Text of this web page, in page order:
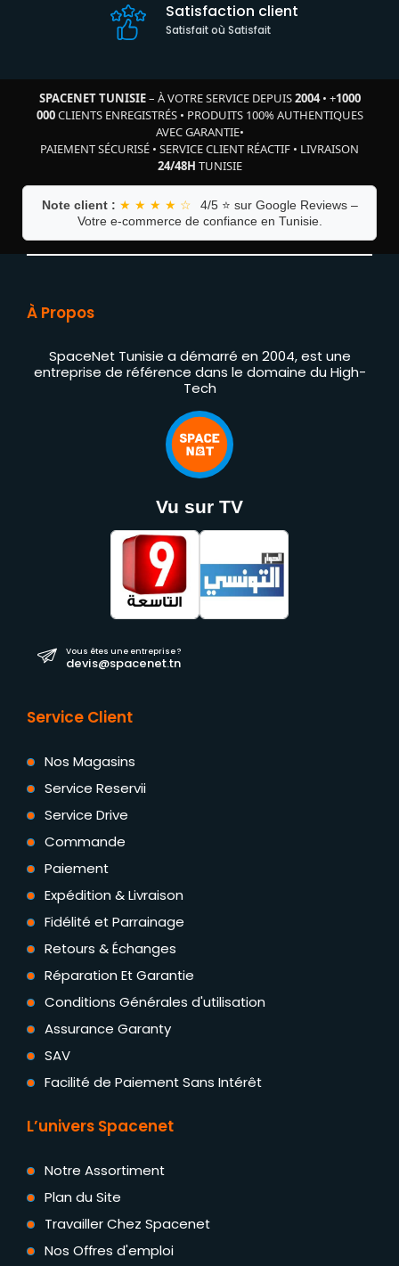
Satisfaction client
Satisfait où Satisfait
SPACENET TUNISIE– À VOTRE SERVICE DEPUIS2004• +1000
000CLIENTS ENREGISTRÉS• PRODUITS 100% AUTHENTIQUES
AVEC GARANTIE•
PAIEMENT SÉCURISÉ • SERVICE CLIENT RÉACTIF • LIVRAISON
24/48H TUNISIE
Note client : ★ ★ ★ ★ ☆
4/5 ⭐ sur Google Reviews –
Votre e-commerce de confiance en Tunisie.
À Propos
SpaceNet Tunisie a démarré en 2004, est une
entreprise de référence dans le domaine du High-
Tech
Vu sur TV
Vous êtes une entreprise ?
devis@spacenet.tn
Service Client
Nos Magasins
Service Reservii
Service Drive
Commande
Paiement
Expédition & Livraison
Fidélité et Parrainage
Retours & Échanges
Réparation Et Garantie
Conditions Générales d'utilisation
Assurance Garanty
SAV
Facilité de Paiement Sans Intérêt
L’univers Spacenet
Notre Assortiment
Plan du Site
Travailler Chez Spacenet
Nos Offres d'emploi